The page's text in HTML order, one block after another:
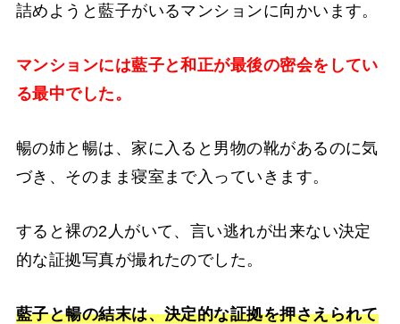
詰めようと藍子がいるマンションに向かいます。
マンションには藍子と和正が最後の密会をしてい
る最中でした。
暢の姉と暢は、家に入ると男物の靴があるのに気
づき、そのまま寝室まで入っていきます。
すると裸の2人がいて、言い逃れが出来ない決定
的な証拠写真が撮れたのでした。
藍子と暢の結末は、決定的な証拠を押さえられて